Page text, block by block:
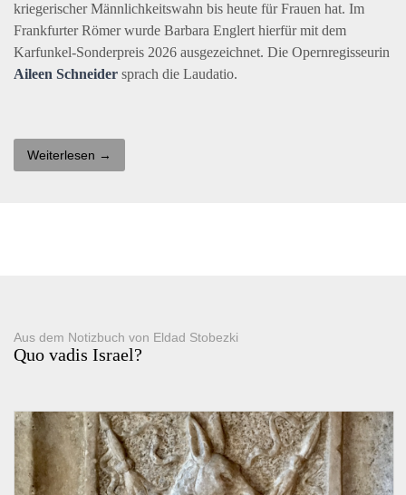
kriegerischer Männlichkeitswahn bis heute für Frauen hat. Im
Frankfurter Römer wurde Barbara Englert hierfür mit dem
Karfunkel-Sonderpreis 2026 ausgezeichnet. Die Opernregisseurin
Aileen Schneider sprach die Laudatio.
Weiterlesen →
Aus dem Notizbuch von Eldad Stobezki
Quo vadis Israel?